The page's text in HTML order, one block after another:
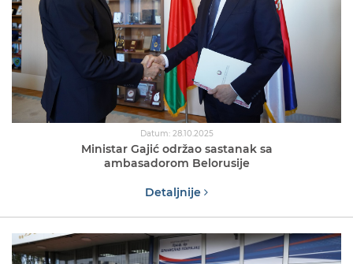
Datum: 28.10.2025
Ministar Gajić održao sastanak sa
ambasadorom Belorusije
Detaljnije